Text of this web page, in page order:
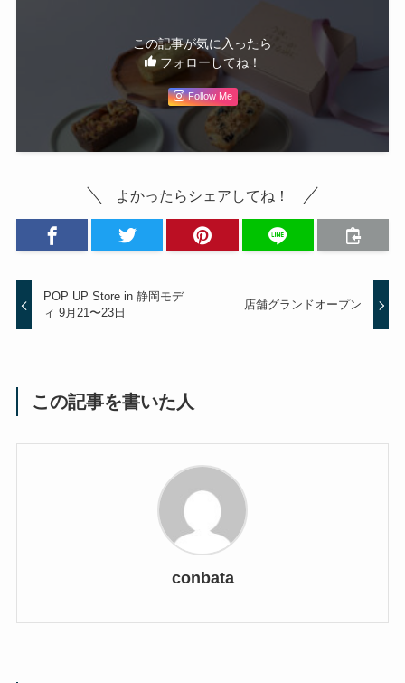
この記事が気に入ったら
フォローしてね！
Follow Me
よかったらシェアしてね！
POP UP Store in 静岡モデ
ィ 9月21〜23日
店舗グランドオープン
この記事を書いた人
conbata